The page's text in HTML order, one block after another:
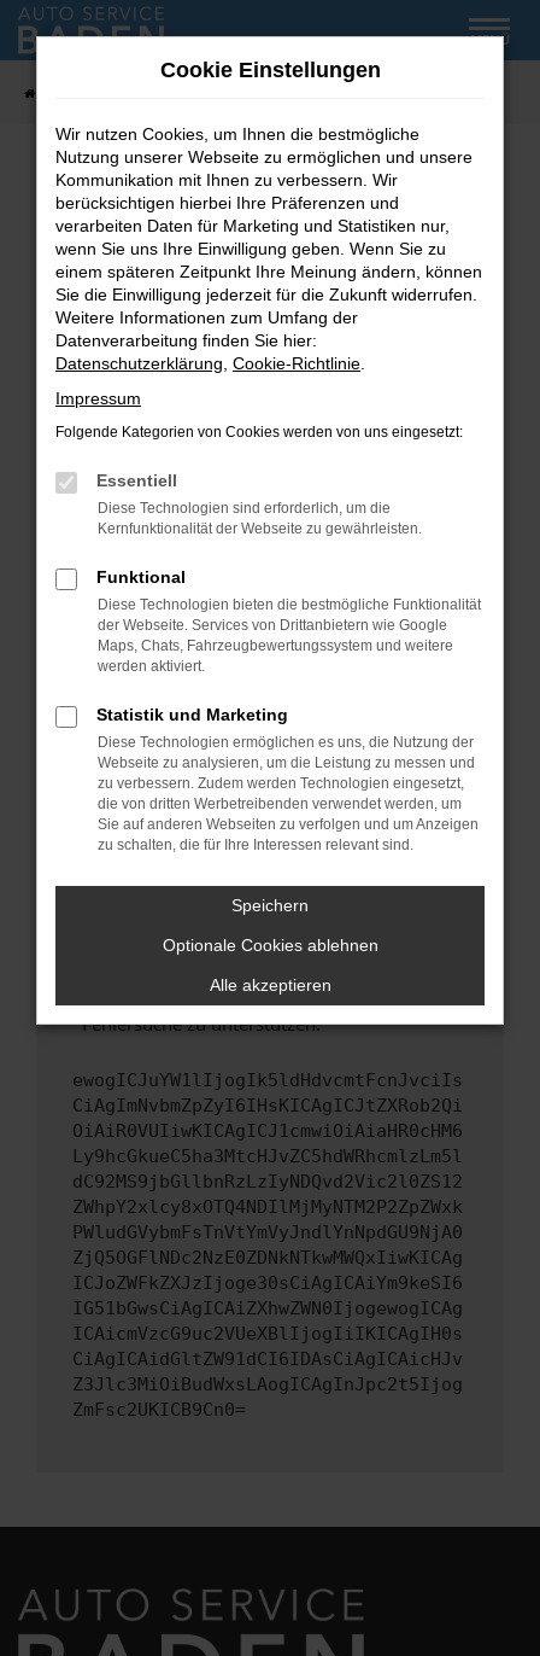
Zum
Hauptinhalt
MENÜ
Fehler: Network Error
Beim Laden ist ein Fehler aufgetreten.
Hier sind ein paar Tipps, die dir helfen können:
Überprüfe deine Firewall und deine
Internetverbindung.
Laden andere Webseiten, zum Beispiel deine
Suchmaschine?
Prüfe deine Browsererweiterungen.
können das Laden bestimmter Seiten
verhindern. Funktioniert die Seite in einem
Fenster?
Starte dein Gerät neu.
Das kann manchmal helfen, vorübergehende
Probleme zu beheben.
Betriebssystem auf dem neuesten Stand
sind.
Veraltete Software birgt nicht nur ein
Sicherheitsrisiko, sondern kann auch dazu
führen, dass bestimmte Funktionen nicht mehr
unterstützt werden.
Wende dich an den Webseitenbetreiber.
Wenn du alle oben genannten Schritte versucht
hast, kontaktiere uns bitte. Wir werden
uns diesen Text schicken, um uns bei der
Fehlersuche zu unterstützen:
ewogICJuYW1lIjogIk5ldHdvcmtFcnJvciIs
CiAgImNvbmZpZyI6IHsKICAgICJtZXRob2Qi
OiAiR0VUIiwKICAgICJ1cmwiOiAiaHR0cHM6
Ly9hcGkueC5ha3MtcHJvZC5hdWRhcmlzLm5l
dC92MS9jbGllbnRzLzIyNDQvd2Vic2l0ZS12
ZWhpY2xlcy8xOTQ4NDIlMjMyNTM2P2ZpZWxk
PWludGVybmFsTnVtYmVyJndlYnNpdGU9NjA0
ZjQ5OGFlNDc2NzE0ZDNkNTkwMWQxIiwKICAg
ICJoZWFkZXJzIjoge30sCiAgICAiYm9keSI6
IG51bGwsCiAgICAiZXhwZWN0IjogewogICAg
ICAicmVzcG9uc2VUeXBlIjogIiIKICAgIH0s
CiAgICAidGltZW91dCI6IDAsCiAgICAicHJv
Z3Jlc3MiOiBudWxsLAogICAgInJpc2t5Ijog
ZmFsc2UKICB9Cn0=
Cookie Einstellungen
Wir nutzen Cookies, um Ihnen die bestmögliche
Nutzung unserer Webseite zu ermöglichen und unsere
Kommunikation mit Ihnen zu verbessern. Wir
berücksichtigen hierbei Ihre Präferenzen und
verarbeiten Daten für Marketing und Statistiken nur,
wenn Sie uns Ihre Einwilligung geben. Wenn Sie zu
einem späteren Zeitpunkt Ihre Meinung ändern, können
Sie die Einwilligung jederzeit für die Zukunft widerrufen.
Weitere Informationen zum Umfang der
Datenverarbeitung finden Sie hier:
Datenschutzerklärung Cookie-Richtlinie
Impressum
Folgende Kategorien von Cookies werden von uns eingesetzt:
Essentiell
Diese Technologien sind erforderlich, um die
Kernfunktionalität der Webseite zu gewährleisten.
Funktional
Diese Technologien bieten die bestmögliche Funktionalität
der Webseite. Services von Drittanbietern wie Google
Maps, Chats, Fahrzeugbewertungssystem und weitere
werden aktiviert.
Statistik und Marketing
Diese Technologien ermöglichen es uns, die Nutzung der
Webseite zu analysieren, um die Leistung zu messen und
zu verbessern. Zudem werden Technologien eingesetzt,
die von dritten Werbetreibenden verwendet werden, um
Sie auf anderen Webseiten zu verfolgen und um Anzeigen
zu schalten, die für Ihre Interessen relevant sind.
Speichern
Optionale Cookies ablehnen
Alle akzeptieren